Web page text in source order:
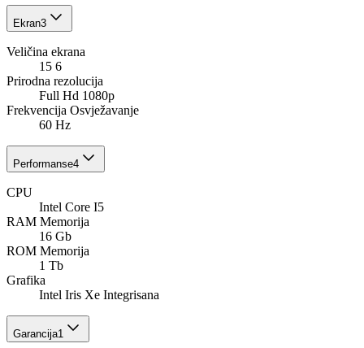
Ekran3
Veličina ekrana
15 6
Prirodna rezolucija
Full Hd 1080p
Frekvencija Osvježavanje
60 Hz
Performanse4
CPU
Intel Core I5
RAM Memorija
16 Gb
ROM Memorija
1 Tb
Grafika
Intel Iris Xe Integrisana
Garancija1